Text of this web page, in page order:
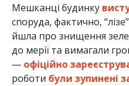
Мешканці будинку
споруда, фактично,
йшла про знищення
до мерії та вимагали
— офіційно
роботи були зупинені